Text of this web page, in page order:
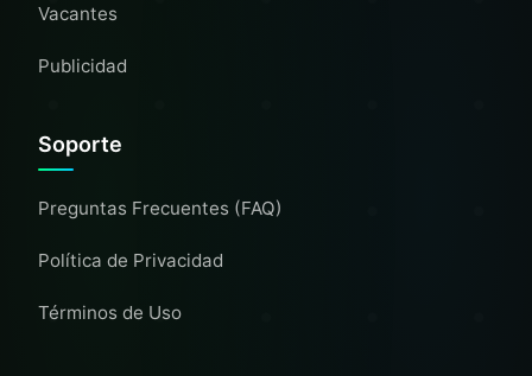
Vacantes
Publicidad
Soporte
Preguntas Frecuentes (FAQ)
Política de Privacidad
Términos de Uso